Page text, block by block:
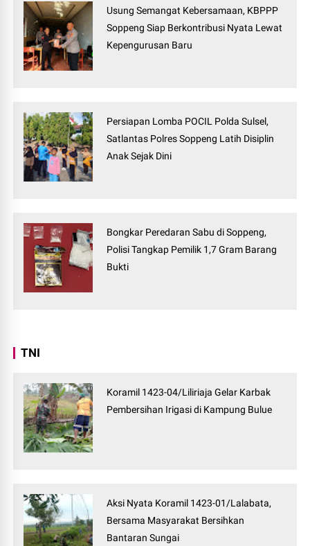
Usung Semangat Kebersamaan, KBPPP
Soppeng Siap Berkontribusi Nyata Lewat
Kepengurusan Baru
Persiapan Lomba POCIL Polda Sulsel,
Satlantas Polres Soppeng Latih Disiplin
Anak Sejak Dini
Bongkar Peredaran Sabu di Soppeng,
Polisi Tangkap Pemilik 1,7 Gram Barang
Bukti
TNI
Koramil 1423-04/Liliriaja Gelar Karbak
Pembersihan Irigasi di Kampung Bulue
Aksi Nyata Koramil 1423-01/Lalabata,
Bersama Masyarakat Bersihkan
Bantaran Sungai